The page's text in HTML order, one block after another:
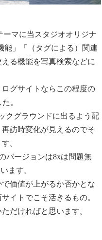
ーマに当スタジオオリジナ
能」「（タグによる）関連
る機能を写真検索などに
グサイトならこの程度の
。
クグラウンドに出るよう配
訪時変化が見えるのでそ
。
バージョンは8xは問題無
ます。
価値が上がるか否かとな
イトでこそ活きるもの。
だければと思います。